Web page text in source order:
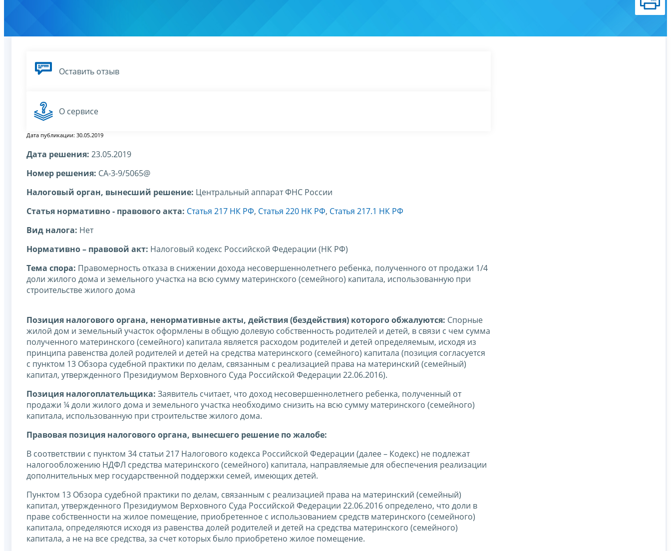
Оставить отзыв
О сервисе
Дата публикации: 30.05.2019
Дата решения: 23.05.2019
Номер решения: СА-3-9/5065@
Налоговый орган, вынесший решение: Центральный аппарат ФНС России
Статья нормативно - правового акта: Статья 217 НК РФ, Статья 220 НК РФ, Статья 217.1 НК РФ
Вид налога: Нет
Нормативно – правовой акт: Налоговый кодекс Российской Федерации (НК РФ)
Тема спора: Правомерность отказа в снижении дохода несовершеннолетнего ребенка, полученного от продажи 1/4
доли жилого дома и земельного участка на всю сумму материнского (семейного) капитала, использованную при
строительстве жилого дома
Позиция налогового органа, ненормативные акты, действия (бездействия) которого обжалуются: Спорные
жилой дом и земельный участок оформлены в общую долевую собственность родителей и детей, в связи с чем сумма
полученного материнского (семейного) капитала является расходом родителей и детей определяемым, исходя из
принципа равенства долей родителей и детей на средства материнского (семейного) капитала (позиция согласуется
с пунктом 13 Обзора судебной практики по делам, связанным с реализацией права на материнский (семейный)
капитал, утвержденного Президиумом Верховного Суда Российской Федерации 22.06.2016).
Позиция налогоплательщика: Заявитель считает, что доход несовершеннолетнего ребенка, полученный от
продажи ¼ доли жилого дома и земельного участка необходимо снизить на всю сумму материнского (семейного)
капитала, использованную при строительстве жилого дома.
Правовая позиция налогового органа, вынесшего решение по жалобе:
В соответствии с пунктом 34 статьи 217 Налогового кодекса Российской Федерации (далее – Кодекс) не подлежат
налогообложению НДФЛ средства материнского (семейного) капитала, направляемые для обеспечения реализации
дополнительных мер государственной поддержки семей, имеющих детей.
Пунктом 13 Обзора судебной практики по делам, связанным с реализацией права на материнский (семейный)
капитал, утвержденного Президиумом Верховного Суда Российской Федерации 22.06.2016 определено, что доли в
праве собственности на жилое помещение, приобретенное с использованием средств материнского (семейного)
капитала, определяются исходя из равенства долей родителей и детей на средства материнского (семейного)
капитала, а не на все средства, за счет которых было приобретено жилое помещение.